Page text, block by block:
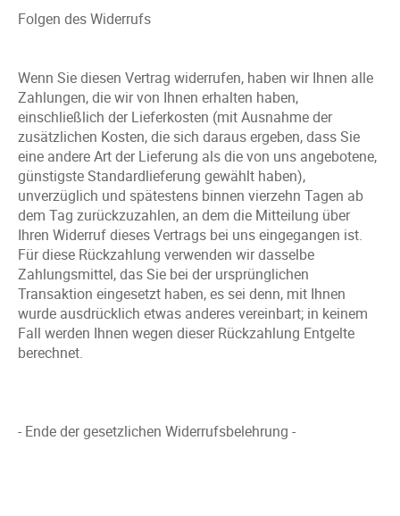
Folgen des Widerrufs
Wenn Sie diesen Vertrag widerrufen, haben wir Ihnen alle
Zahlungen, die wir von Ihnen erhalten haben,
einschließlich der Lieferkosten (mit Ausnahme der
zusätzlichen Kosten, die sich daraus ergeben, dass Sie
eine andere Art der Lieferung als die von uns angebotene,
günstigste Standardlieferung gewählt haben),
unverzüglich und spätestens binnen vierzehn Tagen ab
dem Tag zurückzuzahlen, an dem die Mitteilung über
Ihren Widerruf dieses Vertrags bei uns eingegangen ist.
Für diese Rückzahlung verwenden wir dasselbe
Zahlungsmittel, das Sie bei der ursprünglichen
Transaktion eingesetzt haben, es sei denn, mit Ihnen
wurde ausdrücklich etwas anderes vereinbart; in keinem
Fall werden Ihnen wegen dieser Rückzahlung Entgelte
berechnet.
- Ende der gesetzlichen Widerrufsbelehrung -